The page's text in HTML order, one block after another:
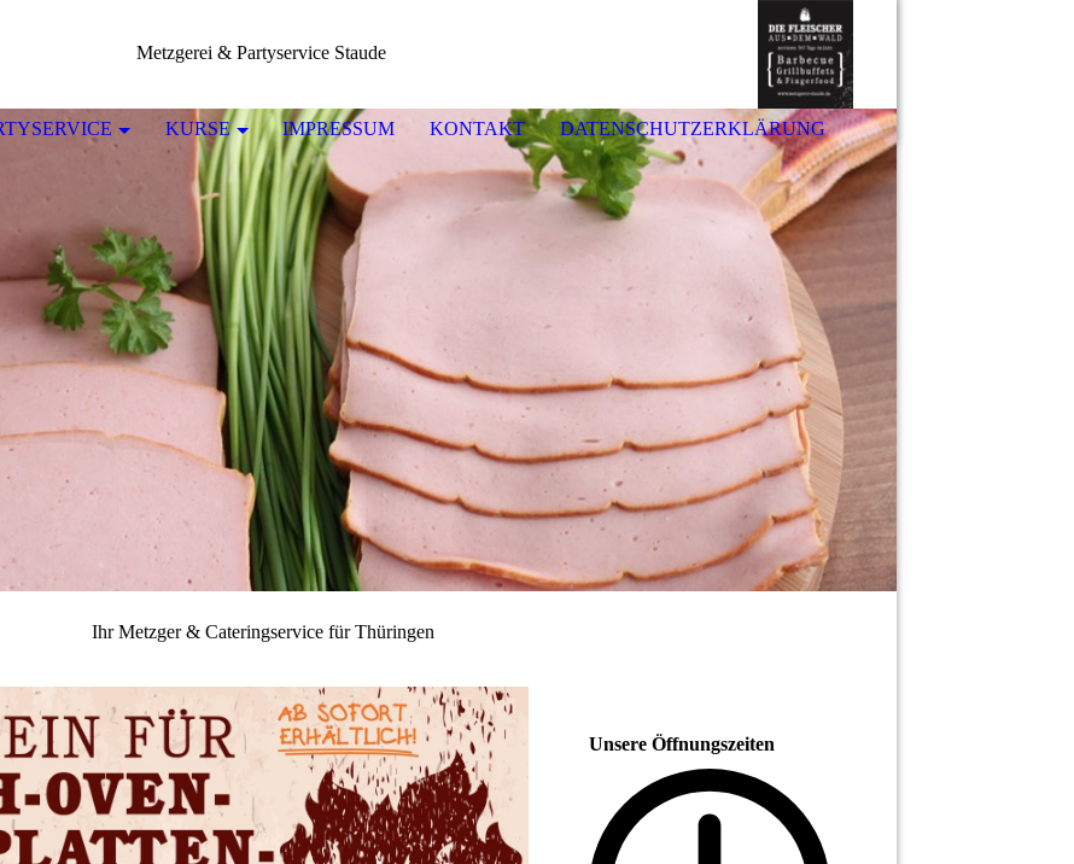
Metzgerei & Partyservice Staude
KURSE IMPRESSUM KONTAKT DATENSCHUTZERKLÄRUNG
Ihr Metzger & Cateringservice für Thüringen
Unsere Öffnungszeiten